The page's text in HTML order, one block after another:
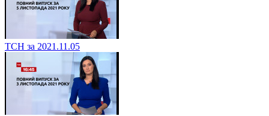
ТСН за 2021.11.05